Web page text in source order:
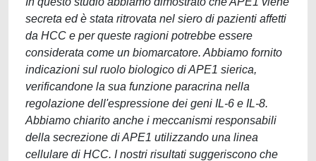
secreta ed è stata ritrovata nel siero di pazienti affetti
da HCC e per queste ragioni potrebbe essere
considerata come un biomarcatore. Abbiamo fornito
indicazioni sul ruolo biologico di APE1 sierica,
verificandone la sua funzione paracrina nella
regolazione dell'espressione dei geni IL-6 e IL-8.
Abbiamo chiarito anche i meccanismi responsabili
della secrezione di APE1 utilizzando una linea
cellulare di HCC. I nostri risultati suggeriscono che